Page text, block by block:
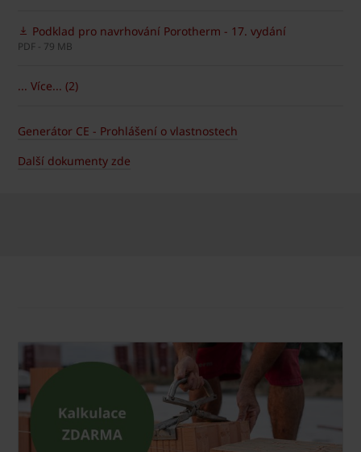
Podklad pro navrhování Porotherm - 17. vydání
PDF - 79 MB
... Více... (2)
Generátor CE - Prohlášení o vlastnostech
Další dokumenty zde